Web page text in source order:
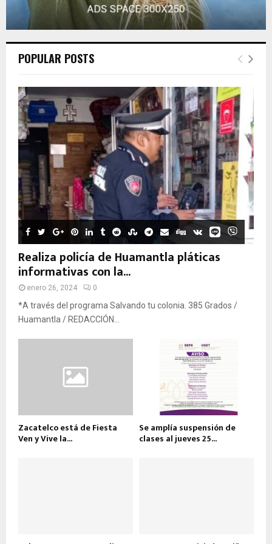
POPULAR POSTS
Realiza policía de Huamantla pláticas
informativas con la...
enero 26, 2024 0
*A través del programa Salvando tu colonia. 385 Grados /
Huamantla / REDACCIÓN...
Zacatelco está de Fiesta
Ven y Vive la...
Se amplía suspensión de
clases al jueves 25...